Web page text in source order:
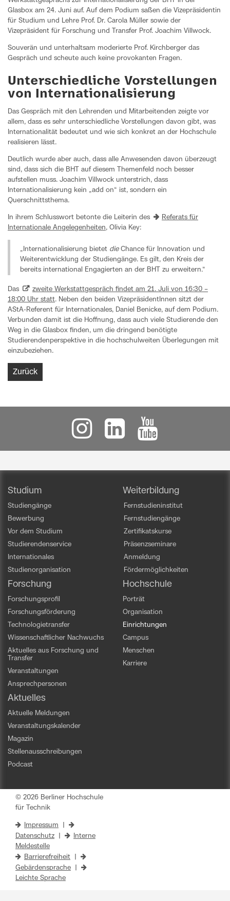
Glasbox am 24. Juni auf. Auf dem Podium saßen die Vizepräsidentin
für Studium und Lehre Prof. Dr. Carola Müller sowie der
Vizepräsident für Forschung und Transfer Prof. Joachim Villwock.
Souverän und unterhaltsam moderierte Prof. Kirchberger das
Gespräch und scheute auch keine provokanten Fragen.
Unterschiedliche Vorstellungen
von Internationalisierung
Das Gespräch mit den Lehrenden und Mitarbeitenden zeigte vor
allem, dass es sehr unterschiedliche Vorstellungen davon gibt, was
Internationalität bedeutet und wie sich konkret an der Hochschule
realisieren lässt.
Deutlich wurde aber auch, dass alle Anwesenden davon überzeugt
sind, dass sich die BHT auf diesem Themenfeld noch besser
aufstellen muss. Joachim Villwock unterstrich, dass
Internationalisierung kein „add on“ ist, sondern ein
Querschnittsthema.
In ihrem Schlusswort betonte die Leiterin des
Referats für
Internationale Angelegenheiten, Olivia Key:
„Internationalisierung bietet dieChance für Innovation und
Weiterentwicklung der Studiengänge. Es gilt, den Kreis der
bereits international Engagierten an der BHT zu erweitern.“
Das
zweite Werkstattgespräch findet am 21. Juli von 16:30 –
18:00 Uhr statt. Neben den beiden VizepräsidentInnen sitzt der
AStA-Referent für Internationales, Daniel Benicke, auf dem Podium.
Verbunden damit ist die Hoffnung, dass auch viele Studierende den
Weg in die Glasbox finden, um die dringend benötigte
Studierendenperspektive in die hochschulweiten Überlegungen mit
einzubeziehen.
Zurück
Studium
Studiengänge
Bewerbung
Vor dem Studium
Studierendenservice
Internationales
Studienorganisation
Weiterbildung
Fernstudieninstitut
Fernstudiengänge
Zertifikatskurse
Präsenzseminare
Anmeldung
Fördermöglichkeiten
Forschung
Forschungsprofil
Forschungsförderung
Technologietransfer
Wissenschaftlicher Nachwuchs
Aktuelles aus Forschung und
Transfer
Veranstaltungen
Ansprechpersonen
Hochschule
Porträt
Organisation
Einrichtungen
Campus
Menschen
Karriere
Aktuelles
Aktuelle Meldungen
Veranstaltungskalender
Magazin
Stellenausschreibungen
Podcast
© 2026 Berliner Hochschule
für Technik
Impressum
Datenschutz
Interne
Meldestelle
Barrierefreiheit
Gebärdensprache
Leichte Sprache